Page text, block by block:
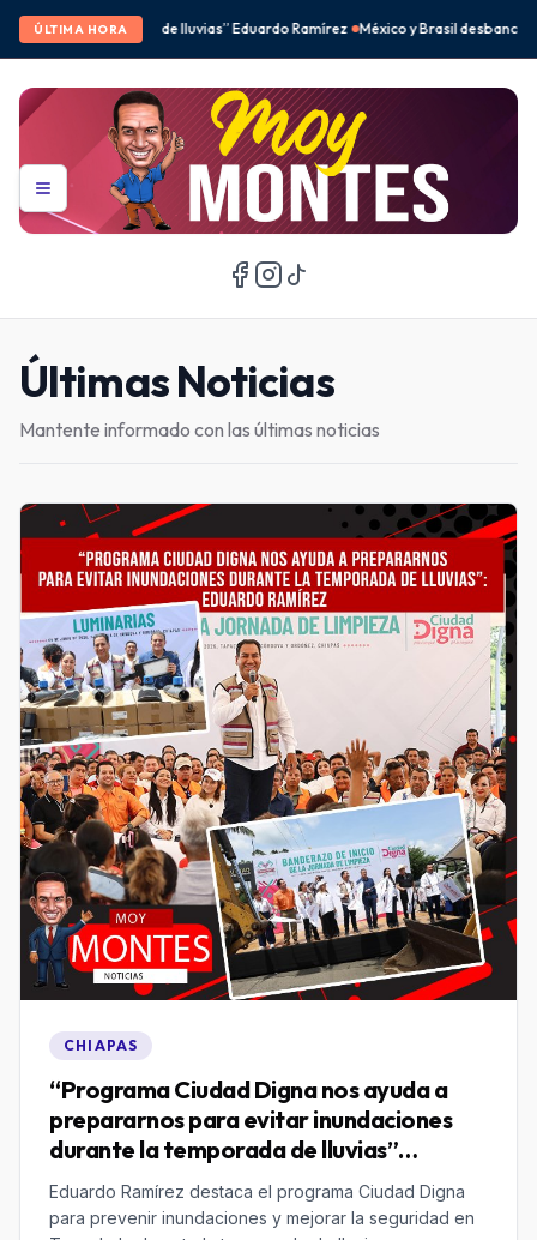
ÚLTIMA HORA
Eduardo Ramírez México y Brasil desbancan a Corea del Sur en el fenómeno
Últimas Noticias
Mantente informado con las últimas noticias
CHIAPAS
“Programa Ciudad Digna nos ayuda a
prepararnos para evitar inundaciones
durante la temporada de lluvias”
Eduardo Ramírez destaca el programa Ciudad Digna
para prevenir inundaciones y mejorar la seguridad en